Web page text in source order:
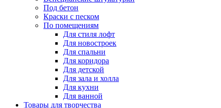
Под бетон
Краски с песком
По помещениям
Для стиля лофт
Для новостроек
Для спальни
Для коридора
Для детской
Для зала и холла
Для кухни
Для ванной
Товары для творчества